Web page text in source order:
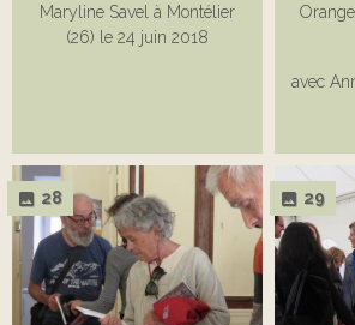
Maryline Savel à Montélier
(26) le 24 juin 2018
avec
28 29